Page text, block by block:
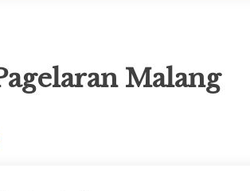
Malang